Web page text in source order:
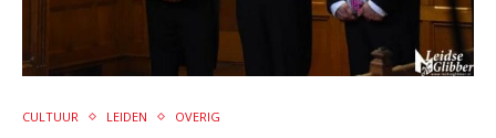
CULTUUR LEIDEN OVERIG